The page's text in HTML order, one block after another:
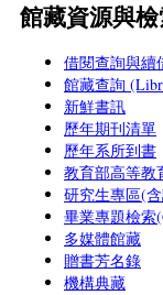
館藏資源與
借閱查詢與續
館藏查詢
新鮮書訊
歷年期刊清單
歷年系所到書
教育部高等教
研究生專區(
畢業專題檢索
多媒體館藏
贈書芳名錄
機構典藏